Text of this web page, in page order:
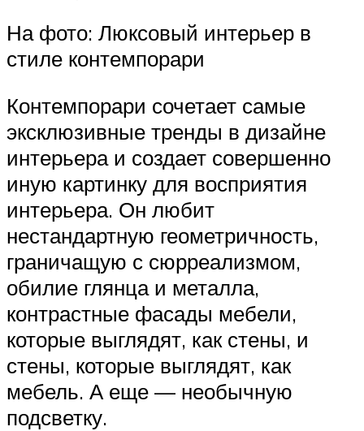
На фото: Люксовый интерьер в
стиле контемпорари
Контемпорари сочетает самые
эксклюзивные тренды в дизайне
интерьера и создает совершенно
иную картинку для восприятия
интерьера. Он любит
нестандартную геометричность,
граничащую с сюрреализмом,
обилие глянца и металла,
контрастные фасады мебели,
которые выглядят, как стены, и
стены, которые выглядят, как
мебель. А еще — необычную
подсветку.